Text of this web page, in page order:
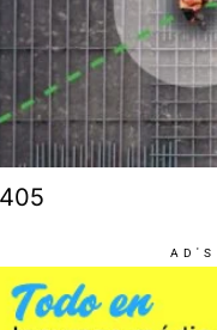
405
AD'S